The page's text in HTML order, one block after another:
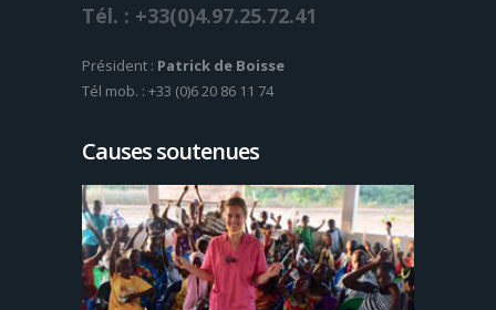
Tél. : +33(0)4.97.25.72.41
Président : Patrick de Boisse
Tél mob. : +33 (0)6 20 86 11 74
Causes soutenues